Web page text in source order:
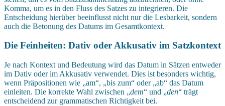
Komma, um es in den Fluss des Satzes zu integrieren. Die
Entscheidung hierüber beeinflusst nicht nur die Lesbarkeit, sondern
auch die Betonung des Datums im Gesamtkontext.
Die Feinheiten: Dativ oder Akkusativ im Satzkontext
Je nach Kontext und Bedeutung wird das Datum in Sätzen entweder
im Dativ oder im Akkusativ verwendet. Dies ist besonders wichtig,
wenn Präpositionen wie „am“, „bis zum“ oder „ab“ das Datum
einleiten. Die korrekte Wahl zwischen „dem“ und „den“ trägt
entscheidend zur grammatischen Richtigkeit bei.